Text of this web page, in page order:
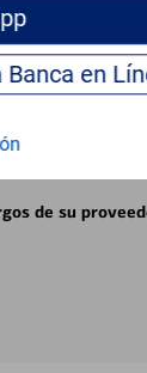
Continúe para entrar
días
de su